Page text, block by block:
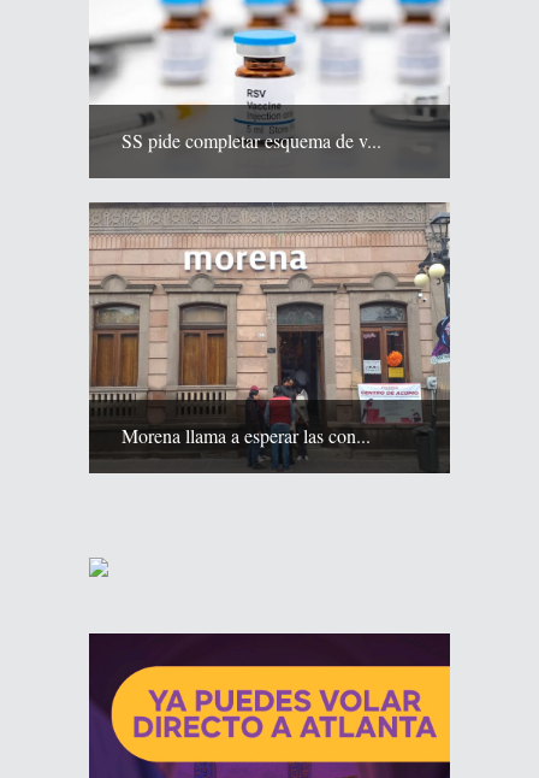
SS pide completar esquema de v...
Morena llama a esperar las con...